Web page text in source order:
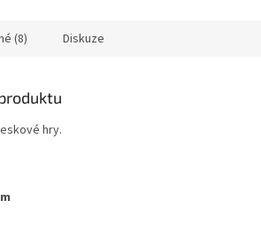
(8) Diskuze
hry.